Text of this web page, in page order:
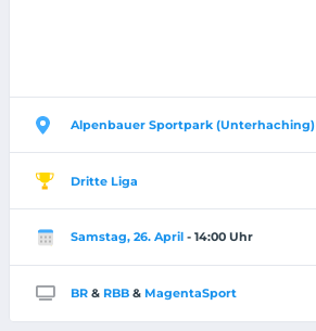
Alpenbauer Sportpark (Unterhaching)
Dritte Liga
Samstag, 26. April - 14:00 Uhr
BR & RBB & MagentaSport